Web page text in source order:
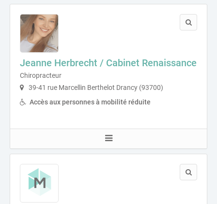
Jeanne Herbrecht / Cabinet Renaissance
Chiropracteur
39-41 rue Marcellin Berthelot Drancy (93700)
Accès aux personnes à mobilité réduite